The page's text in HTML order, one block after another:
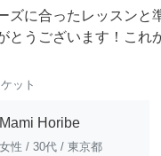
ズに合ったレッスンと
とうございます！これ
ット
Mami Horibe
女性 / 30代 / 東京都